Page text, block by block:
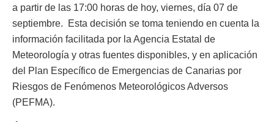
a partir de las 17:00 horas de hoy, viernes, día 07 de
septiembre. Esta decisión se toma teniendo en cuenta la
información facilitada por la Agencia Estatal de
Meteorología y otras fuentes disponibles, y en aplicación
del Plan Específico de Emergencias de Canarias por
Riesgos de Fenómenos Meteorológicos Adversos
(PEFMA).